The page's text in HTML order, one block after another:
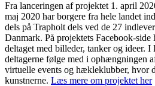
Fra lanceringen af projektet 1. april
maj 2020 har borgere fra hele landet
dels på Trapholt dels ved de 27
Danmark. På projektets Facebook-side
deltaget med billeder, tanker og ideer.
deltagerne følge med i ophængningen
virtuelle events og hækleklubber, hvor
kunstnerne. Læs mere om projektet her